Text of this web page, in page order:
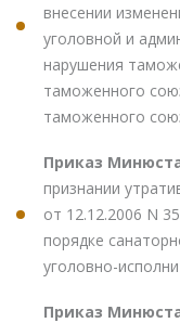
внесении
уголовной и
нарушения
таможенного
таможенного
Приказ Минюста
признании
от 12.12.2006 N
порядке
уголовно-
Приказ Минюста